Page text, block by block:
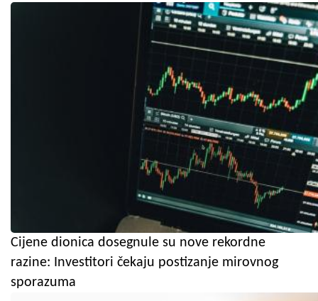
Cijene dionica dosegnule su nove rekordne
razine: Investitori čekaju postizanje mirovnog
sporazuma